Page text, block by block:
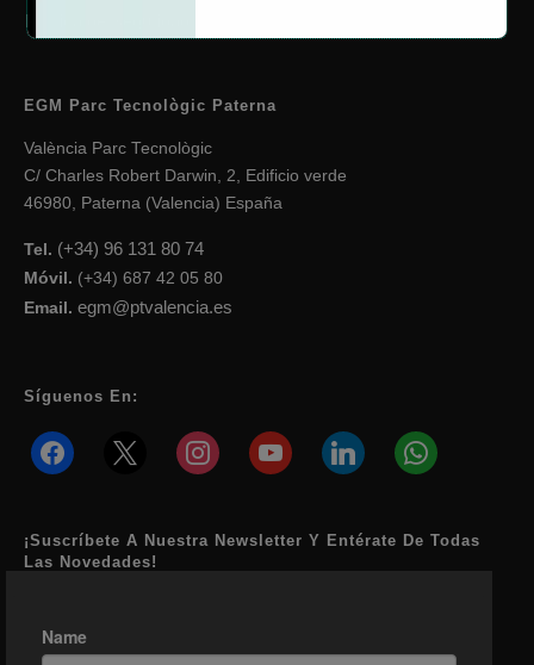
Política de Seguridad
EGM Parc Tecnològic Paterna
València Parc Tecnològic
C/ Charles Robert Darwin, 2, Edificio verde
46980, Paterna (Valencia) España
Tel. (+34) 96 131 80 74
Móvil. (+34) 687 42 05 80
Email. egm@ptvalencia.es
Síguenos En:
facebook instagramyoutube linkedin whatsapp
¡Suscríbete A Nuestra Newsletter Y Entérate De Todas
Las Novedades!